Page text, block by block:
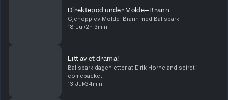
Direktepod under Molde–Brann
Gjenopplev Molde–Brann med Ballspark.
18 Jul 2h 3min
Litt av et drama!
Ballspark dagen etter at Eirik Horneland seiret i
comebacket.
13 Jul 34min